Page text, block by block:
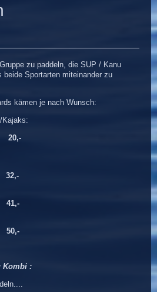
zu paddeln, die SUP / Kanu
beide Sportarten miteinander zu
kämen je nach Wunsch:
Kajaks:
20,-
Kombi :